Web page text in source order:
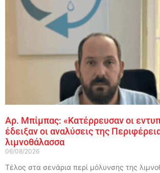
Αρ. Μπίμπας: «Κατέρρευσαν οι
έδειξαν οι αναλύσεις της
λιμνοθάλασσα
06/08/2026
Τέλος στα σενάρια περί μόλυνσης της